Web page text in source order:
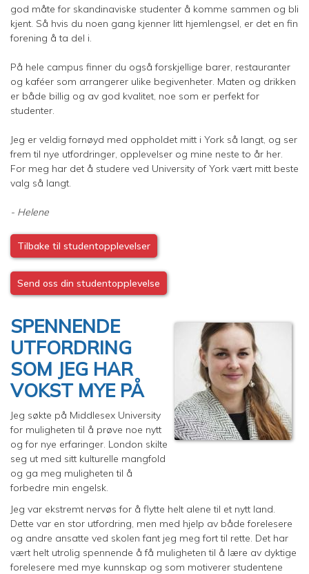
god måte for skandinaviske studenter å komme sammen og bli
kjent. Så hvis du noen gang kjenner litt hjemlengsel, er det en fin
forening å ta del i.
På hele campus finner du også forskjellige barer, restauranter
og kaféer som arrangerer ulike begivenheter. Maten og drikken
er både billig og av god kvalitet, noe som er perfekt for
studenter.
Jeg er veldig fornøyd med oppholdet mitt i York så langt, og ser
frem til nye utfordringer, opplevelser og mine neste to år her.
For meg har det å studere ved University of York vært mitt beste
valg så langt.
- Helene
Tilbake til studentopplevelser
Send oss din studentopplevelse
SPENNENDE
UTFORDRING
SOM JEG HAR
VOKST MYE PÅ
Jeg søkte på Middlesex University
for muligheten til å prøve noe nytt
og for nye erfaringer. London skilte
seg ut med sitt kulturelle mangfold
og ga meg muligheten til å
forbedre min engelsk.
Jeg var ekstremt nervøs for å flytte helt alene til et nytt land.
Dette var en stor utfordring, men med hjelp av både forelesere
og andre ansatte ved skolen fant jeg meg fort til rette. Det har
vært helt utrolig spennende å få muligheten til å lære av dyktige
forelesere med mye kunnskap og som motiverer studentene